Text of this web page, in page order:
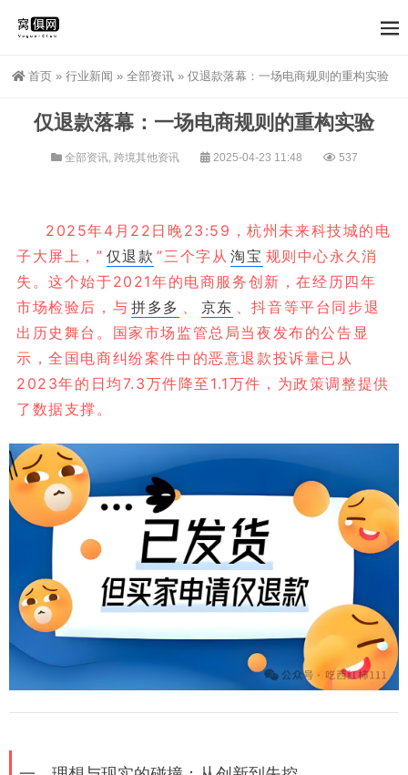
首页 » 行业新闻 » 全部资讯 » 仅退款落幕：一场电商规则的重构实验
仅退款落幕：一场电商规则的重构实验
全部资讯, 跨境其他资讯 2025-04-23 11:48 537
2025年4月22日晚23:59，杭州未来科技城的电
子大屏上，” 仅退款 ”三个字从 淘宝 规则中心永久消
失。这个始于2021年的电商服务创新，在经历四年
市场检验后，与 拼多多 、 京东 、抖音等平台同步退
出历史舞台。国家市场监管总局当夜发布的公告显
示，全国电商纠纷案件中的恶意退款投诉量已从
2023年的日均7.3万件降至1.1万件，为政策调整提供
了数据支撑。